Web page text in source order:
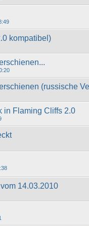
kompatibel)
(russische
in Flaming Cliffs 2.0
14.03.2010